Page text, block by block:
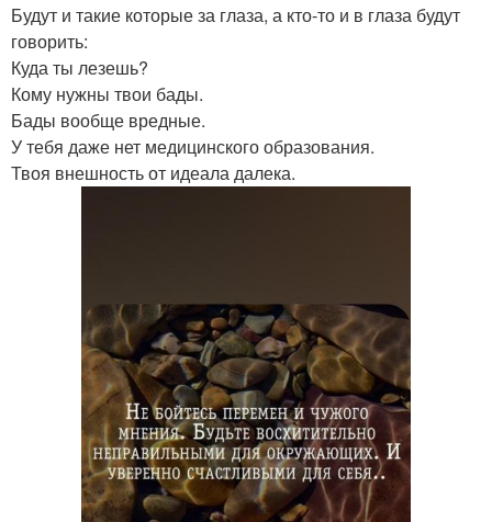
Будут и такие которые за глаза, а кто-то и в глаза будут
говорить:
Куда ты лезешь?
Кому нужны твои бады.
Бады вообще вредные.
У тебя даже нет медицинского образования.
Твоя внешность от идеала далека.